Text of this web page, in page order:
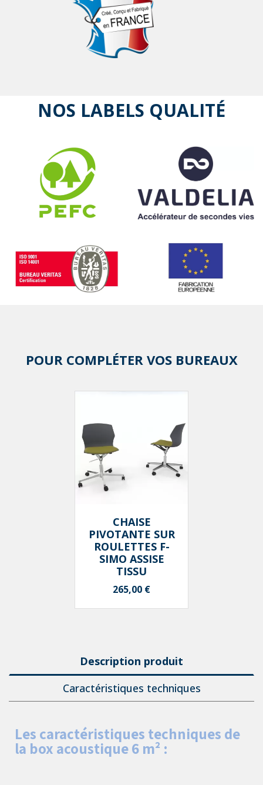
NOS LABELS QUALITÉ
POUR COMPLÉTER VOS BUREAUX
CHAISE
PIVOTANTE SUR
ROULETTES F-
SIMO ASSISE
TISSU
Prix
265,00 €
Description produit
Caractéristiques techniques
Les caractéristiques techniques de
la box acoustique 6 m² :​